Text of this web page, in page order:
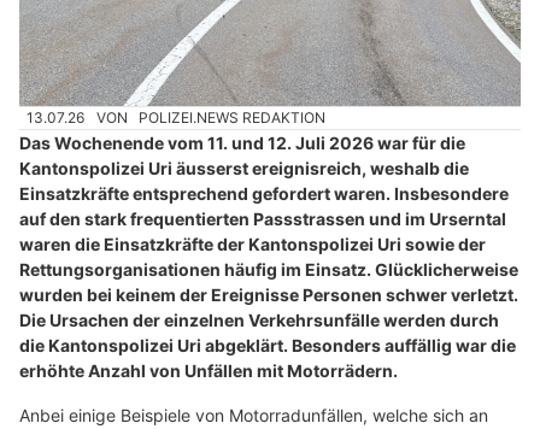
13.07.26 VON POLIZEI.NEWS REDAKTION
Das Wochenende vom 11. und 12. Juli 2026 war für die
Kantonspolizei Uri äusserst ereignisreich, weshalb die
Einsatzkräfte entsprechend gefordert waren. Insbesondere
auf den stark frequentierten Passstrassen und im Urserntal
waren die Einsatzkräfte der Kantonspolizei Uri sowie der
Rettungsorganisationen häufig im Einsatz. Glücklicherweise
wurden bei keinem der Ereignisse Personen schwer verletzt.
Die Ursachen der einzelnen Verkehrsunfälle werden durch
die Kantonspolizei Uri abgeklärt. Besonders auffällig war die
erhöhte Anzahl von Unfällen mit Motorrädern.
Anbei einige Beispiele von Motorradunfällen, welche sich an